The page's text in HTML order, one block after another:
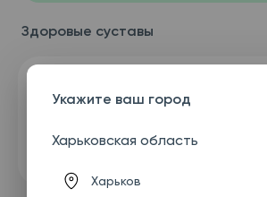
Здоровые суставы
Укажите ваш город
Харьковская область
Харьков